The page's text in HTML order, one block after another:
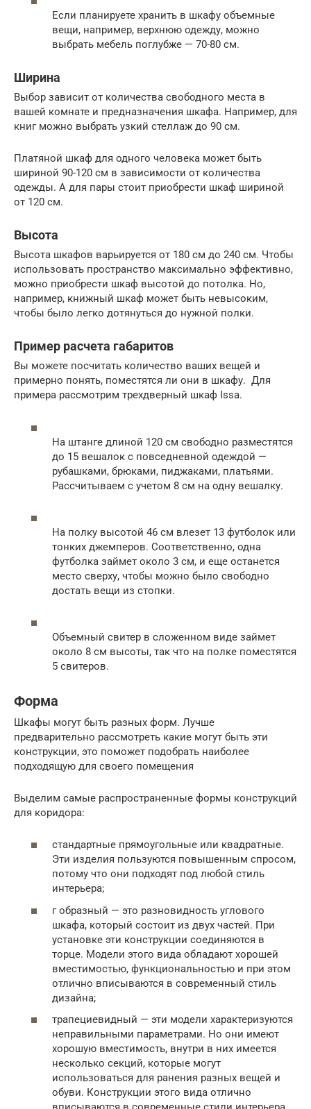
Если планируете хранить в шкафу объемные
вещи, например, верхнюю одежду, можно
выбрать мебель поглубже — 70-80 см.
Ширина
Выбор зависит от количества свободного места в
вашей комнате и предназначения шкафа. Например, для
книг можно выбрать узкий стеллаж до 90 см.
Платяной шкаф для одного человека может быть
шириной 90-120 см в зависимости от количества
одежды. А для пары стоит приобрести шкаф шириной
от 120 см.
Высота
Высота шкафов варьируется от 180 см до 240 см. Чтобы
использовать пространство максимально эффективно,
можно приобрести шкаф высотой до потолка. Но,
например, книжный шкаф может быть невысоким,
чтобы было легко дотянуться до нужной полки.
Пример расчета габаритов
Вы можете посчитать количество ваших вещей и
примерно понять, поместятся ли они в шкафу. Для
примера рассмотрим трехдверный шкаф Issa.
На штанге длиной 120 см свободно разместятся
до 15 вешалок с повседневной одеждой —
рубашками, брюками, пиджаками, платьями.
Рассчитываем с учетом 8 см на одну вешалку.
На полку высотой 46 см влезет 13 футболок или
тонких джемперов. Соответственно, одна
футболка займет около 3 см, и еще останется
место сверху, чтобы можно было свободно
достать вещи из стопки.
Объемный свитер в сложенном виде займет
около 8 см высоты, так что на полке поместятся
5 свитеров.
Форма
Шкафы могут быть разных форм. Лучше
предварительно рассмотреть какие могут быть эти
конструкции, это поможет подобрать наиболее
подходящую для своего помещения
Выделим самые распространенные формы конструкций
для коридора:
стандартные прямоугольные или квадратные.
Эти изделия пользуются повышенным спросом,
потому что они подходят под любой стиль
интерьера;
г образный — это разновидность углового
шкафа, который состоит из двух частей. При
установке эти конструкции соединяются в
торце. Модели этого вида обладают хорошей
вместимостью, функциональностью и при этом
отлично вписываются в современный стиль
дизайна;
трапециевидный — эти модели характеризуются
неправильными параметрами. Но они имеют
хорошую вместимость, внутри в них имеется
несколько секций, которые могут
использоваться для ранения разных вещей и
обуви. Конструкции этого вида отлично